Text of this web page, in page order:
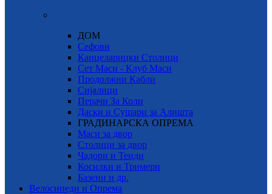
ДОМ
Сефови
Канцеларицки Столици
Сет Маси - Клуб Маси
Продолжни Кабли
Сијалици
Перачи За Коли
Даски и Сушари за Алишта
ГРАДИНАРСКА ОПРЕМА
Маси за двор
Столици за двор
Чадори и Тенди
Косилки и Тримери
Базени и др.
Велосипеди и Опрема